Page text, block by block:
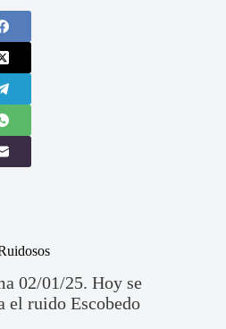
02/01/25. Hoy se
el ruido Escobedo